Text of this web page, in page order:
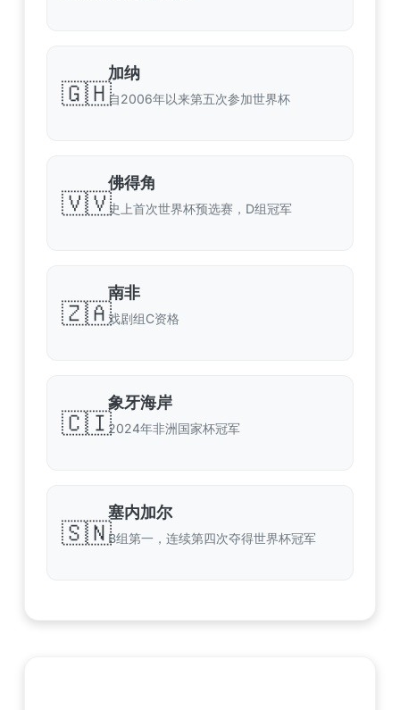
🇬🇭
加纳
自2006年以来第五次参加世界杯
🇻🇻
佛得角
史上首次世界杯预选赛，D组冠军
🇿🇦
南非
戏剧组C资格
🇨🇮
象牙海岸
2024年非洲国家杯冠军
🇸🇳
塞内加尔
B组第一，连续第四次夺得世界杯冠军